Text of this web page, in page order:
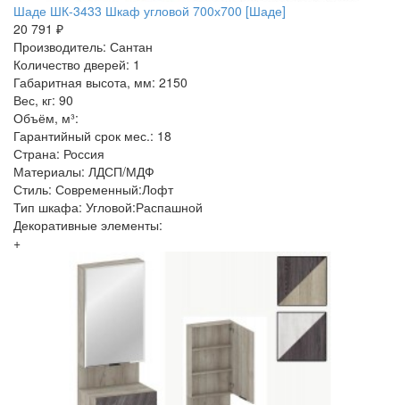
Шаде ШК-3433 Шкаф угловой 700х700 [Шаде]
20 791 ₽
Производитель: Сантан
Количество дверей: 1
Габаритная высота, мм: 2150
Вес, кг: 90
Объём, м³:
Гарантийный срок мес.: 18
Страна: Россия
Материалы: ЛДСП/МДФ
Стиль: Современный:Лофт
Тип шкафа: Угловой:Распашной
Декоративные элементы:
+